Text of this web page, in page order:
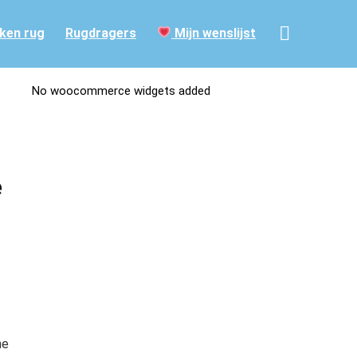
rug Rugdragers Mijn wenslijst
No woocommerce widgets added